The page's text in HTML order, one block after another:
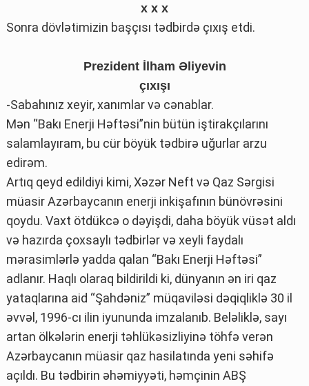
x x x
Sonra dövlətimizin başçısı tədbirdə çıxış etdi.
Prezident İlham Əliyevin
çıxışı
-Sabahınız xeyir, xanımlar və cənablar.
Mən “Bakı Enerji Həftəsi”nin bütün iştirakçılarını
salamlayıram, bu cür böyük tədbirə uğurlar arzu
edirəm.
Artıq qeyd edildiyi kimi, Xəzər Neft və Qaz Sərgisi
müasir Azərbaycanın enerji inkişafının bünövrəsini
qoydu. Vaxt ötdükcə o dəyişdi, daha böyük vüsət aldı
və hazırda çoxsaylı tədbirlər və xeyli faydalı
mərasimlərlə yadda qalan “Bakı Enerji Həftəsi”
adlanır. Haqlı olaraq bildirildi ki, dünyanın ən iri qaz
yataqlarına aid “Şahdəniz” müqaviləsi dəqiqliklə 30 il
əvvəl, 1996-cı ilin iyununda imzalanıb. Beləliklə, sayı
artan ölkələrin enerji təhlükəsizliyinə töhfə verən
Azərbaycanın müasir qaz hasilatında yeni səhifə
açıldı. Bu tədbirin əhəmiyyəti, həmçinin ABŞ